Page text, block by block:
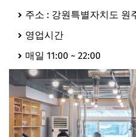
주소 : 강원특별자치도 원
영업시간
매일 11:00 ~ 22:00